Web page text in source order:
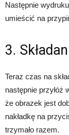
Następnie
umieścić na
3.
Teraz czas na
następnie przyłóż
że obrazek jest
nakładkę na
trzymało razem.